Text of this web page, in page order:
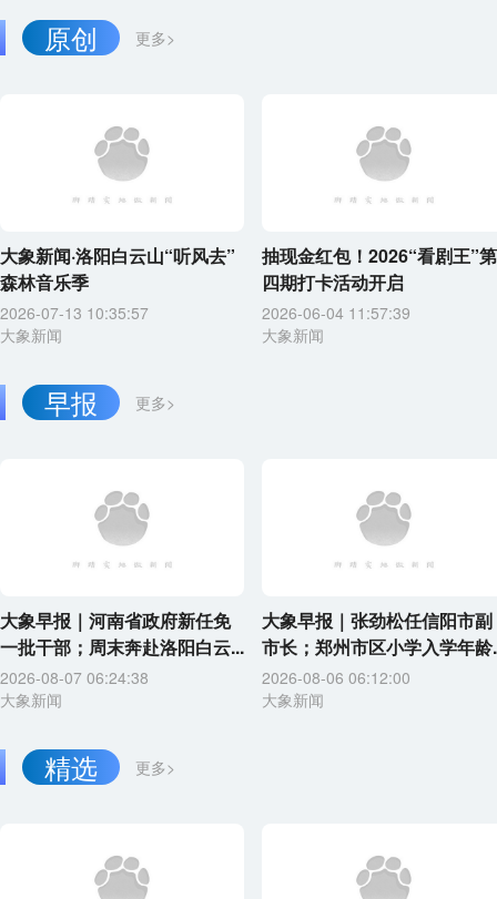
更多>
原创
大象新闻·洛阳白云山“听风去”
森林音乐季
2026-07-13 10:35:57
大象新闻
抽现金红包！2026“看剧王”第
四期打卡活动开启
2026-06-04 11:57:39
大象新闻
更多>
早报
大象早报｜河南省政府新任免
一批干部；周末奔赴洛阳白云...
2026-08-07 06:24:38
大象新闻
大象早报｜张劲松任信阳市副
市长；郑州市区小学入学年龄
2026-08-06 06:12:00
大象新闻
更多>
精选